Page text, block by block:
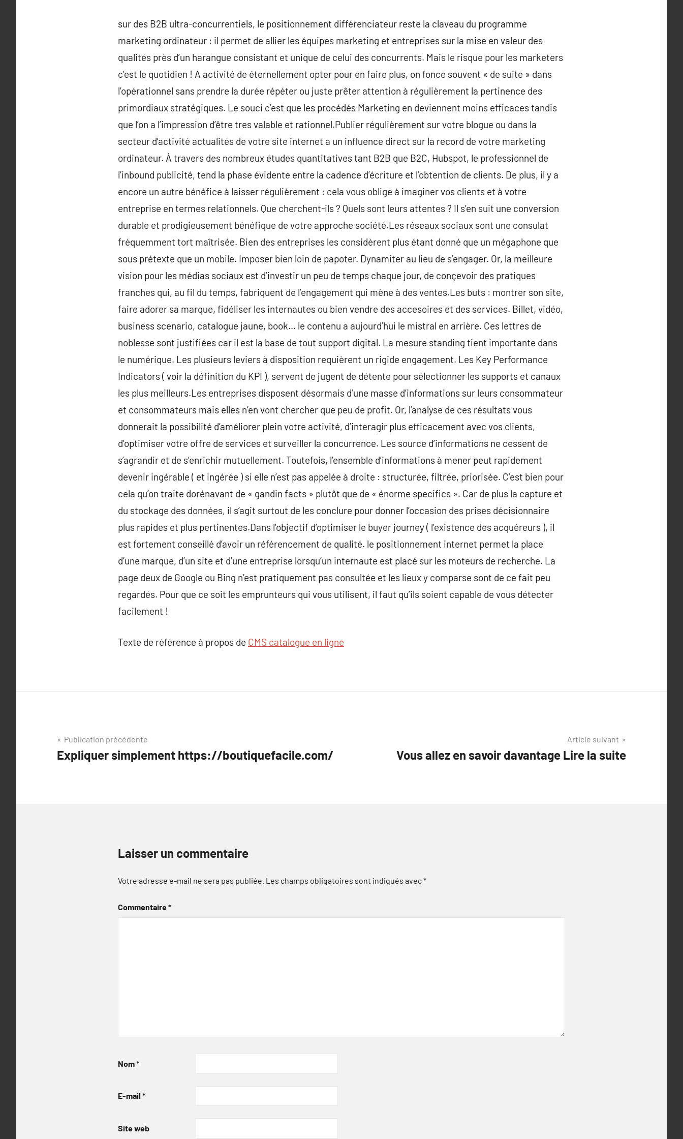
sur des B2B ultra-concurrentiels, le positionnement différenciateur reste la claveau du programme
marketing ordinateur : il permet de allier les équipes marketing et entreprises sur la mise en valeur des
qualités près d’un harangue consistant et unique de celui des concurrents. Mais le risque pour les marketers
c’est le quotidien ! A activité de éternellement opter pour en faire plus, on fonce souvent « de suite » dans
l’opérationnel sans prendre la durée répéter ou juste prêter attention à régulièrement la pertinence des
primordiaux stratégiques. Le souci c’est que les procédés Marketing en deviennent moins efficaces tandis
que l’on a l’impression d’être tres valable et rationnel.Publier régulièrement sur votre blogue ou dans la
secteur d’activité actualités de votre site internet a un influence direct sur la record de votre marketing
ordinateur. À travers des nombreux études quantitatives tant B2B que B2C, Hubspot, le professionnel de
l’inbound publicité, tend la phase évidente entre la cadence d’écriture et l’obtention de clients. De plus, il y a
encore un autre bénéfice à laisser régulièrement : cela vous oblige à imaginer vos clients et à votre
entreprise en termes relationnels. Que cherchent-ils ? Quels sont leurs attentes ? Il s’en suit une conversion
durable et prodigieusement bénéfique de votre approche société.Les réseaux sociaux sont une consulat
fréquemment tort maîtrisée. Bien des entreprises les considèrent plus étant donné que un mégaphone que
sous prétexte que un mobile. Imposer bien loin de papoter. Dynamiter au lieu de s’engager. Or, la meilleure
vision pour les médias sociaux est d’investir un peu de temps chaque jour, de conçevoir des pratiques
franches qui, au fil du temps, fabriquent de l’engagement qui mène à des ventes.Les buts : montrer son site,
faire adorer sa marque, fidéliser les internautes ou bien vendre des accesoires et des services. Billet, vidéo,
business scenario, catalogue jaune, book… le contenu a aujourd’hui le mistral en arrière. Ces lettres de
noblesse sont justifiées car il est la base de tout support digital. La mesure standing tient importante dans
le numérique. Les plusieurs leviers à disposition requièrent un rigide engagement. Les Key Performance
Indicators ( voir la définition du KPI ), servent de jugent de détente pour sélectionner les supports et canaux
les plus meilleurs.Les entreprises disposent désormais d’une masse d’informations sur leurs consommateur
et consommateurs mais elles n’en vont chercher que peu de profit. Or, l’analyse de ces résultats vous
donnerait la possibilité d’améliorer plein votre activité, d’interagir plus efficacement avec vos clients,
d’optimiser votre offre de services et surveiller la concurrence. Les source d’informations ne cessent de
s’agrandir et de s’enrichir mutuellement. Toutefois, l’ensemble d’informations à mener peut rapidement
devenir ingérable ( et ingérée ) si elle n’est pas appelée à droite : structurée, filtrée, priorisée. C’est bien pour
cela qu’on traite dorénavant de « gandin facts » plutôt que de « énorme specifics ». Car de plus la capture et
du stockage des données, il s’agit surtout de les conclure pour donner l’occasion des prises décisionnaire
plus rapides et plus pertinentes.Dans l’objectif d’optimiser le buyer journey ( l’existence des acquéreurs ), il
est fortement conseillé d’avoir un référencement de qualité. le positionnement internet permet la place
d’une marque, d’un site et d’une entreprise lorsqu’un internaute est placé sur les moteurs de recherche. La
page deux de Google ou Bing n’est pratiquement pas consultée et les lieux y comparse sont de ce fait peu
regardés. Pour que ce soit les emprunteurs qui vous utilisent, il faut qu’ils soient capable de vous détecter
facilement !
Texte de référence à propos de CMS catalogue en ligne
Navigation
de
Publication précédente
Expliquer simplement https://boutiquefacile.com/
Article suivant
Vous allez en savoir davantage Lire la suite
Laisser un commentaire
Votre adresse e-mail ne sera pas publiée. Les champs obligatoires sont indiqués avec*
Commentaire*
Nom*
E-mail *
Site web